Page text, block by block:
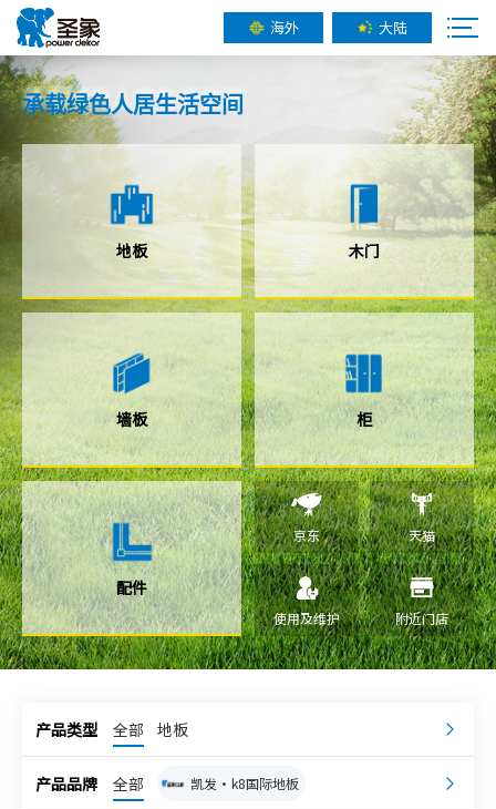
海外 大陆
承载绿色人居生活空间
地板 木门
墙板 柜
配件
京东 天猫
使用及维护 附近门店
产品类型 全部 地板
产品品牌 全部 凯发·k8国际地板